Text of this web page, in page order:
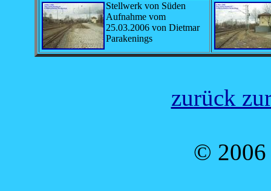
Stellwerk von Süden
Aufnahme vom
25.03.2006 von Dietmar
Parakenings
zurück
©